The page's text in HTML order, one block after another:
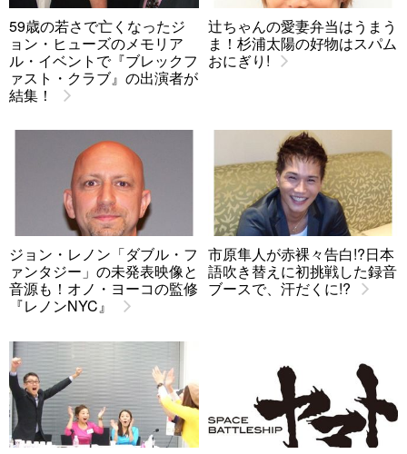
59歳の若さで亡くなったジ
ョン・ヒューズのメモリア
ル・イベントで『ブレックフ
ァスト・クラブ』の出演者が
結集！
辻ちゃんの愛妻弁当はうまう
ま！杉浦太陽の好物はスパム
おにぎり!
ジョン・レノン「ダブル・フ
ァンタジー」の未発表映像と
音源も！オノ・ヨーコの監修
『レノンNYC』
市原隼人が赤裸々告白!?日本
語吹き替えに初挑戦した録音
ブースで、汗だくに!?